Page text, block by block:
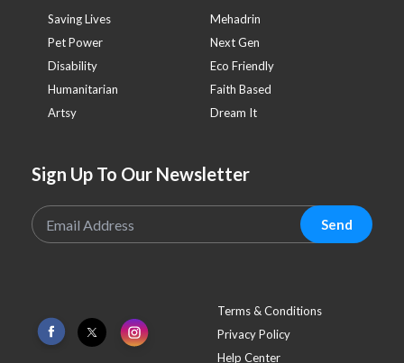
Saving Lives
Mehadrin
Pet Power
Next Gen
Disability
Eco Friendly
Humanitarian
Faith Based
Artsy
Dream It
Sign Up To Our Newsletter
Send
Terms & Conditions
Privacy Policy
Help Center